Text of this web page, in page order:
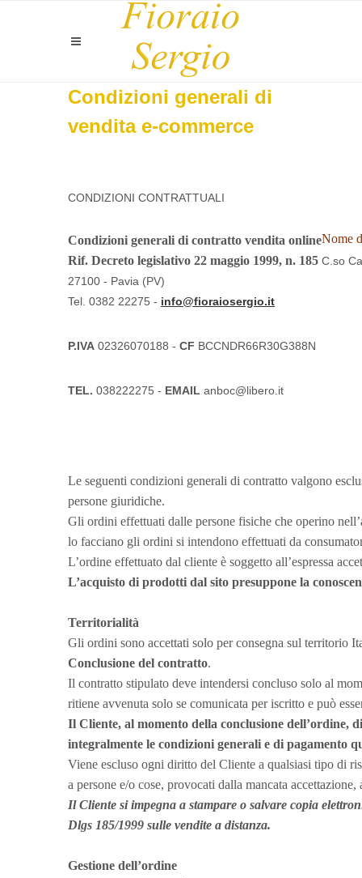
Condizioni generali di
vendita e-commerce
CONDIZIONI CONTRATTUALI
Condizioni generali di contratto vendita online
Rif. Decreto legislativo 22 maggio 1999, n. 185
Nome
C.so
27100 - Pavia (PV)
Tel. 0382 22275 - info@fioraiosergio.it
P.IVA 02326070188 - CF BCCNDR66R30G388N
TEL. 038222275 - EMAIL anboc@libero.it
Le seguenti condizioni generali di contratto valgono
persone giuridiche.
Gli ordini effettuati dalle persone fisiche che operino
lo facciano gli ordini si intendono effettuati da
L’ordine effettuato dal cliente è soggetto all’espressa
L’acquisto di prodotti dal sito presuppone la
Territorialità
Gli ordini sono accettati solo per consegna sul territorio
Conclusione del contratto.
Il contratto stipulato deve intendersi concluso solo al
ritiene avvenuta solo se comunicata per iscritto e può
Il Cliente, al momento della conclusione dell’ordine,
integralmente le condizioni generali e di pagamento
Viene escluso ogni diritto del Cliente a qualsiasi tipo di
a persone e/o cose, provocati dalla mancata
Il Cliente si impegna a stampare o salvare copia
Dlgs 185/1999 sulle vendite a distanza.
Gestione dell’ordine